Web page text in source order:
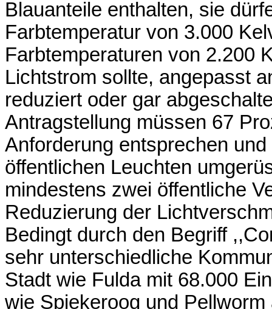
Blauanteile enthalten, sie
Farbtemperatur von 3.000
Farbtemperaturen von 2.200
Lichtstrom sollte, angepasst
reduziert oder gar
Antragstellung müssen 67
Anforderung entsprechen
öffentlichen Leuchten
mindestens zwei öffentliche
Reduzierung der
Bedingt durch den Begriff
sehr unterschiedliche
Stadt wie Fulda mit 68.000
wie Spiekeroog und